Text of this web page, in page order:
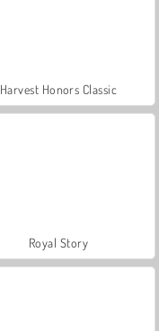
Harvest Honors Classic
Royal Story